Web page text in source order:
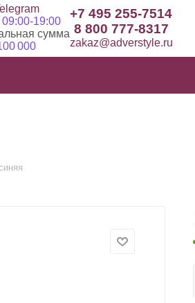
09:00-19:00
сумма
000
+7 495 255-7514
8 800 777-8317
zakaz@adverstyle.ru